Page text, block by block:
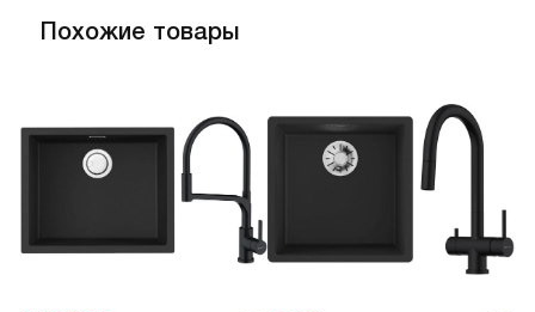
Похожие товары